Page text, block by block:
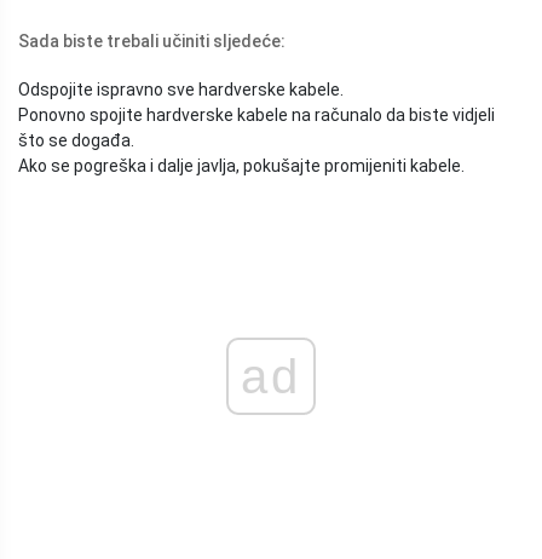
Sada biste trebali učiniti sljedeće:
Odspojite ispravno sve hardverske kabele.
Ponovno spojite hardverske kabele na računalo da biste vidjeli
što se događa.
Ako se pogreška i dalje javlja, pokušajte promijeniti kabele.
ad